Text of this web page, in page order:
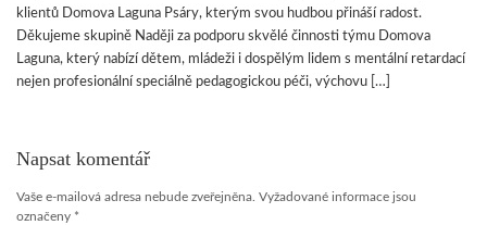
klientů Domova Laguna Psáry, kterým svou hudbou přináší radost.
Děkujeme skupině Naději za podporu skvělé činnosti týmu Domova
Laguna, který nabízí dětem, mládeži i dospělým lidem s mentální retardací
nejen profesionální speciálně pedagogickou péči, výchovu […]
Napsat komentář
Vaše e-mailová adresa nebude zveřejněna. Vyžadované informace jsou
označeny *